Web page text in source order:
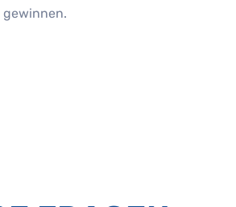
gewinnen.